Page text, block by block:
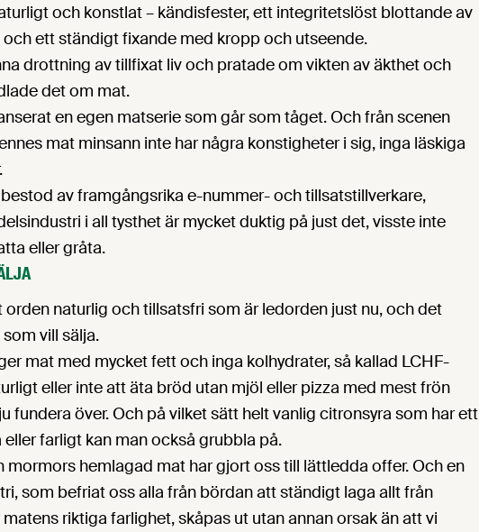
och konstlat – kändisfester, ett integritetslöst blottande av
ett ständigt fixande med kropp och utseende.
drottning av tillfixat liv och pratade om vikten av äkthet och
det om mat.
en egen matserie som går som tåget. Och från scenen
mat minsann inte har några konstigheter i sig, inga läskiga
av framgångsrika e-nummer- och tillsatstillverkare,
i all tysthet är mycket duktig på just det, visste inte
eller gråta.
naturlig och tillsatsfri som är ledorden just nu, och det
vill sälja.
mat med mycket fett och inga kolhydrater, så kallad LCHF-
eller inte att äta bröd utan mjöl eller pizza med mest frön
fundera över. Och på vilket sätt helt vanlig citronsyra som har ett
farligt kan man också grubbla på.
mormors hemlagad mat har gjort oss till lättledda offer. Och en
som befriat oss alla från bördan att ständigt laga allt från
riktiga farlighet, skåpas ut utan annan orsak än att vi